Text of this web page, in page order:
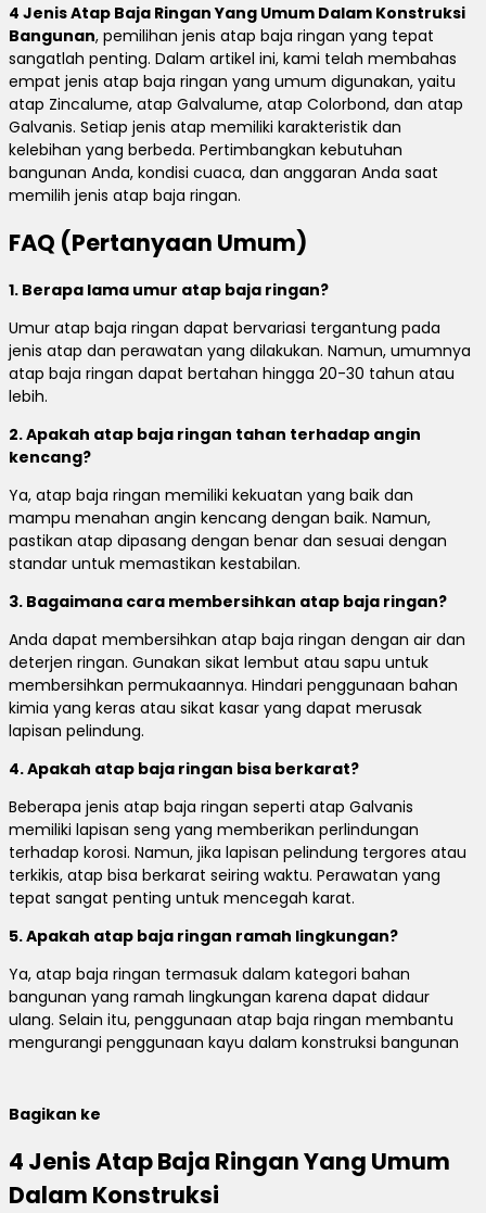
4 Jenis Atap Baja Ringan Yang Umum Dalam Konstruksi
Bangunan, pemilihan jenis atap baja ringan yang tepat
sangatlah penting. Dalam artikel ini, kami telah membahas
empat jenis atap baja ringan yang umum digunakan, yaitu
atap Zincalume, atap Galvalume, atap Colorbond, dan atap
Galvanis. Setiap jenis atap memiliki karakteristik dan
kelebihan yang berbeda. Pertimbangkan kebutuhan
bangunan Anda, kondisi cuaca, dan anggaran Anda saat
memilih jenis atap baja ringan.
FAQ (Pertanyaan Umum)
1. Berapa lama umur atap baja ringan?
Umur atap baja ringan dapat bervariasi tergantung pada
jenis atap dan perawatan yang dilakukan. Namun, umumnya
atap baja ringan dapat bertahan hingga 20-30 tahun atau
lebih.
2. Apakah atap baja ringan tahan terhadap angin
kencang?
Ya, atap baja ringan memiliki kekuatan yang baik dan
mampu menahan angin kencang dengan baik. Namun,
pastikan atap dipasang dengan benar dan sesuai dengan
standar untuk memastikan kestabilan.
3. Bagaimana cara membersihkan atap baja ringan?
Anda dapat membersihkan atap baja ringan dengan air dan
deterjen ringan. Gunakan sikat lembut atau sapu untuk
membersihkan permukaannya. Hindari penggunaan bahan
kimia yang keras atau sikat kasar yang dapat merusak
lapisan pelindung.
4. Apakah atap baja ringan bisa berkarat?
Beberapa jenis atap baja ringan seperti atap Galvanis
memiliki lapisan seng yang memberikan perlindungan
terhadap korosi. Namun, jika lapisan pelindung tergores atau
terkikis, atap bisa berkarat seiring waktu. Perawatan yang
tepat sangat penting untuk mencegah karat.
5. Apakah atap baja ringan ramah lingkungan?
Ya, atap baja ringan termasuk dalam kategori bahan
bangunan yang ramah lingkungan karena dapat didaur
ulang. Selain itu, penggunaan atap baja ringan membantu
mengurangi penggunaan kayu dalam konstruksi bangunan
Bagikan ke
4 Jenis Atap Baja Ringan Yang Umum
Dalam Konstruksi